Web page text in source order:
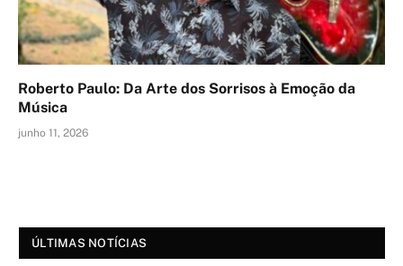
Roberto Paulo: Da Arte dos Sorrisos à Emoção da
Música
junho 11, 2026
ÚLTIMAS NOTÍCIAS